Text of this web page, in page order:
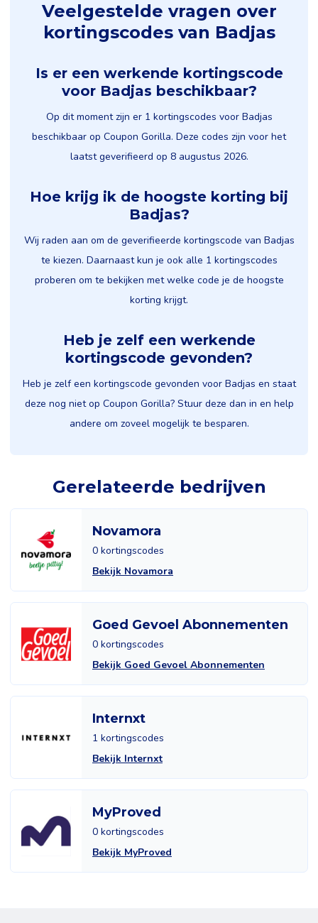
Veelgestelde vragen over
kortingscodes van Badjas
Is er een werkende kortingscode
voor Badjas beschikbaar?
Op dit moment zijn er 1 kortingscodes voor Badjas
beschikbaar op Coupon Gorilla. Deze codes zijn voor het
laatst geverifieerd op 8 augustus 2026.
Hoe krijg ik de hoogste korting bij
Badjas?
Wij raden aan om de geverifieerde kortingscode van Badjas
te kiezen. Daarnaast kun je ook alle 1 kortingscodes
proberen om te bekijken met welke code je de hoogste
korting krijgt.
Heb je zelf een werkende
kortingscode gevonden?
Heb je zelf een kortingscode gevonden voor Badjas en staat
deze nog niet op Coupon Gorilla? Stuur deze dan in en help
andere om zoveel mogelijk te besparen.
Gerelateerde bedrijven
Novamora
0 kortingscodes
Bekijk Novamora
Goed Gevoel Abonnementen
0 kortingscodes
Bekijk Goed Gevoel Abonnementen
Internxt
1 kortingscodes
Bekijk Internxt
MyProved
0 kortingscodes
Bekijk MyProved